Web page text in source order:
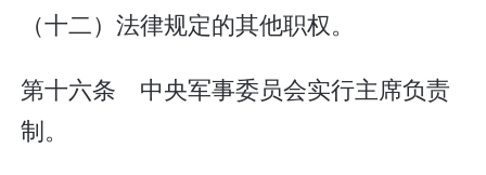
（十二）法律规定的其他职权。
第十六条 中央军事委员会实行主席负责
制。